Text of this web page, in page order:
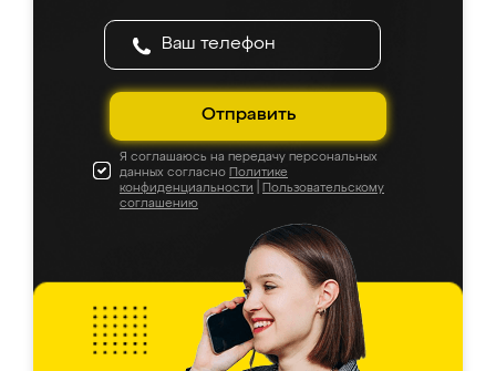
Отправить
Я соглашаюсь на передачу персональных
данных согласно Политике
конфиденциальности
Пользовательскому
соглашению